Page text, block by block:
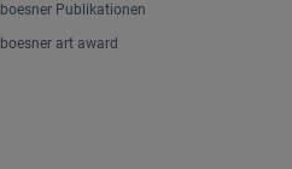
boesner Publikationen
boesner art award